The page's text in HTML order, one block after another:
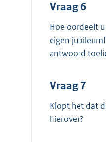
Vraag 6
Hoe oordeelt
eigen
antwoord
Vraag 7
Klopt het dat
hierover?